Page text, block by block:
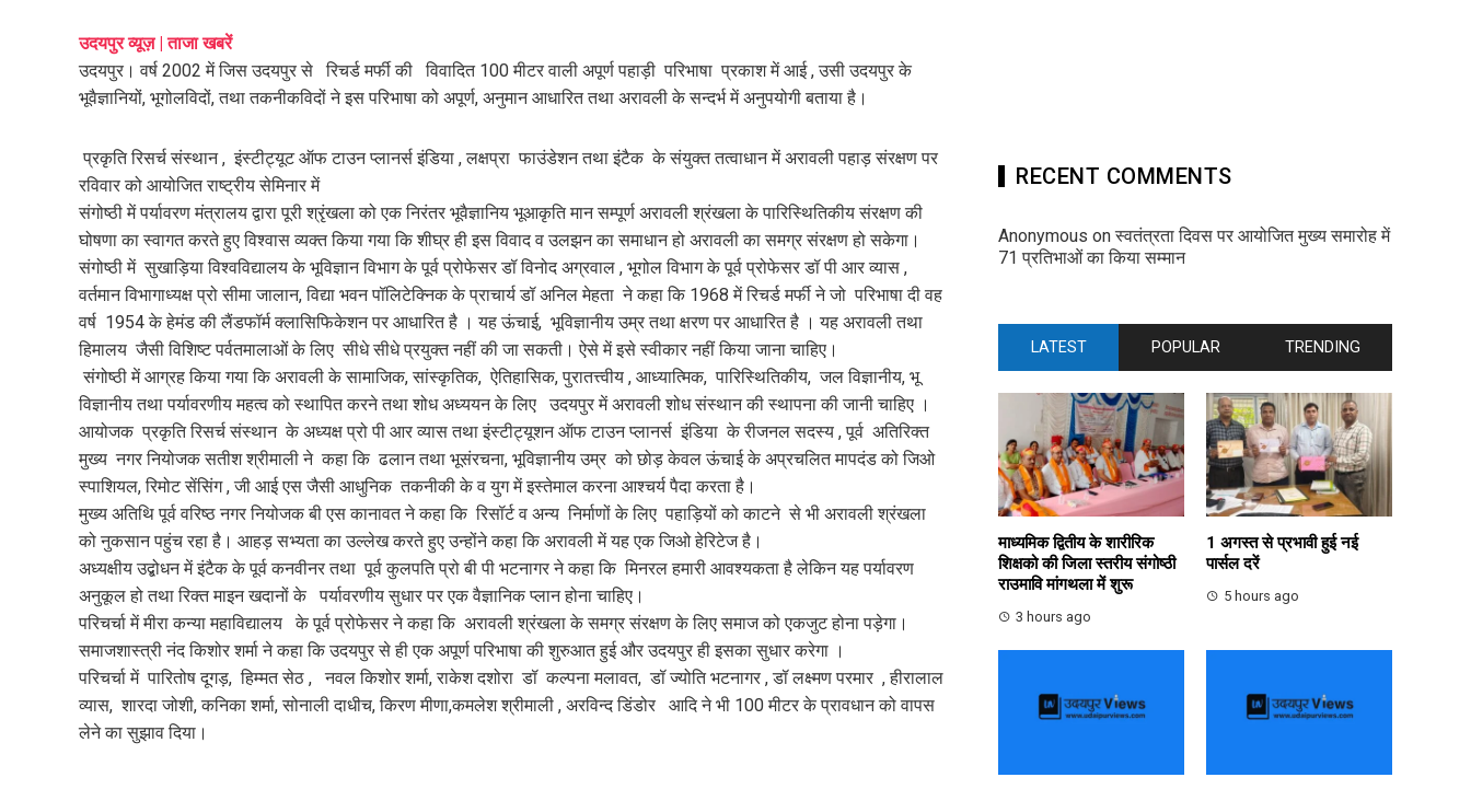
उदयपुर व्यूज़ | ताजा खबरें
उदयपुर। वर्ष 2002 में जिस उदयपुर से रिचर्ड मर्फी की विवादित 100 मीटर वाली अपूर्ण पहाड़ी परिभाषा प्रकाश में आई , उसी उदयपुर के
भूवैज्ञानियों, भूगोलविदों, तथा तकनीकविदों ने इस परिभाषा को अपूर्ण, अनुमान आधारित तथा अरावली के सन्दर्भ में अनुपयोगी बताया है।
प्रकृति रिसर्च संस्थान , इंस्टीट्यूट ऑफ टाउन प्लानर्स इंडिया , लक्षप्रा फाउंडेशन तथा इंटैक के संयुक्त तत्वाधान में अरावली पहाड़ संरक्षण पर
रविवार को आयोजित राष्ट्रीय सेमिनार में
संगोष्ठी में पर्यावरण मंत्रालय द्वारा पूरी श्रृंखला को एक निरंतर भूवैज्ञानिय भूआकृति मान सम्पूर्ण अरावली श्रंखला के पारिस्थितिकीय संरक्षण की
घोषणा का स्वागत करते हुए विश्वास व्यक्त किया गया कि शीघ्र ही इस विवाद व उलझन का समाधान हो अरावली का समग्र संरक्षण हो सकेगा।
संगोष्ठी में सुखाड़िया विश्वविद्यालय के भूविज्ञान विभाग के पूर्व प्रोफेसर डॉ विनोद अग्रवाल , भूगोल विभाग के पूर्व प्रोफेसर डॉ पी आर व्यास ,
वर्तमान विभागाध्यक्ष प्रो सीमा जालान, विद्या भवन पॉलिटेक्निक के प्राचार्य डॉ अनिल मेहता ने कहा कि 1968 में रिचर्ड मर्फी ने जो परिभाषा दी वह
वर्ष 1954 के हेमंड की लैंडफॉर्म क्लासिफिकेशन पर आधारित है । यह ऊंचाई, भूविज्ञानीय उम्र तथा क्षरण पर आधारित है । यह अरावली तथा
हिमालय जैसी विशिष्ट पर्वतमालाओं के लिए सीधे सीधे प्रयुक्त नहीं की जा सकती। ऐसे में इसे स्वीकार नहीं किया जाना चाहिए।
संगोष्ठी में आग्रह किया गया कि अरावली के सामाजिक, सांस्कृतिक, ऐतिहासिक, पुरातत्त्वीय , आध्यात्मिक, पारिस्थितिकीय, जल विज्ञानीय, भू
विज्ञानीय तथा पर्यावरणीय महत्व को स्थापित करने तथा शोध अध्ययन के लिए उदयपुर में अरावली शोध संस्थान की स्थापना की जानी चाहिए ।
आयोजक प्रकृति रिसर्च संस्थान के अध्यक्ष प्रो पी आर व्यास तथा इंस्टीट्यूशन ऑफ टाउन प्लानर्स इंडिया के रीजनल सदस्य , पूर्व अतिरिक्त
मुख्य नगर नियोजक सतीश श्रीमाली ने कहा कि ढलान तथा भूसंरचना, भूविज्ञानीय उम्र को छोड़ केवल ऊंचाई के अप्रचलित मापदंड को जिओ
स्पाशियल, रिमोट सेंसिंग , जी आई एस जैसी आधुनिक तकनीकी के व युग में इस्तेमाल करना आश्चर्य पैदा करता है।
मुख्य अतिथि पूर्व वरिष्ठ नगर नियोजक बी एस कानावत ने कहा कि रिसॉर्ट व अन्य निर्माणों के लिए पहाड़ियों को काटने से भी अरावली श्रंखला
को नुकसान पहुंच रहा है। आहड़ सभ्यता का उल्लेख करते हुए उन्होंने कहा कि अरावली में यह एक जिओ हेरिटेज है।
अध्यक्षीय उद्बोधन में इंटैक के पूर्व कनवीनर तथा पूर्व कुलपति प्रो बी पी भटनागर ने कहा कि मिनरल हमारी आवश्यकता है लेकिन यह पर्यावरण
अनुकूल हो तथा रिक्त माइन खदानों के पर्यावरणीय सुधार पर एक वैज्ञानिक प्लान होना चाहिए।
परिचर्चा में मीरा कन्या महाविद्यालय के पूर्व प्रोफेसर ने कहा कि अरावली श्रंखला के समग्र संरक्षण के लिए समाज को एकजुट होना पड़ेगा।
समाजशास्त्री नंद किशोर शर्मा ने कहा कि उदयपुर से ही एक अपूर्ण परिभाषा की शुरुआत हुई और उदयपुर ही इसका सुधार करेगा ।
परिचर्चा में पारितोष दूगड़, हिम्मत सेठ , नवल किशोर शर्मा, राकेश दशोरा डॉ कल्पना मलावत, डॉ ज्योति भटनागर , डॉ लक्ष्मण परमार , हीरालाल
व्यास, शारदा जोशी, कनिका शर्मा, सोनाली दाधीच, किरण मीणा,कमलेश श्रीमाली , अरविन्द डिंडोर आदि ने भी 100 मीटर के प्रावधान को वापस
लेने का सुझाव दिया।
RECENT COMMENTS
Anonymous onस्वतंत्रता दिवस पर आयोजित मुख्य समारोह में
71 प्रतिभाओं का किया सम्मान
LATEST POPULAR TRENDING
माध्यमिक द्वितीय के शारीरिक
शिक्षको की जिला स्तरीय संगोष्ठी
राउमावि मांगथला में शुरू
3 hours ago
1 अगस्त से प्रभावी हुई नई
पार्सल दरें
5 hours ago